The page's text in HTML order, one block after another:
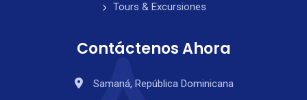
Tours & Excursiones
Contáctenos Ahora
Samaná, República Dominicana